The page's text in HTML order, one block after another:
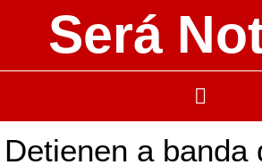
Será
Detienen a banda